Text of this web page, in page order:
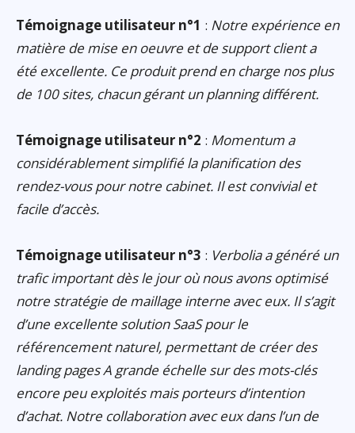
Témoignage utilisateur n°1 : Notre expérience en
matière de mise en oeuvre et de support client a
été excellente. Ce produit prend en charge nos plus
de 100 sites, chacun gérant un planning différent.
Témoignage utilisateur n°2 : Momentum a
considérablement simplifié la planification des
rendez-vous pour notre cabinet. Il est convivial et
facile d’accès.
Témoignage utilisateur n°3 : Verbolia a généré un
trafic important dès le jour où nous avons optimisé
notre stratégie de maillage interne avec eux. Il s’agit
d’une excellente solution SaaS pour le
référencement naturel, permettant de créer des
landing pages A grande échelle sur des mots-clés
encore peu exploités mais porteurs d’intention
d’achat. Notre collaboration avec eux dans l’un de